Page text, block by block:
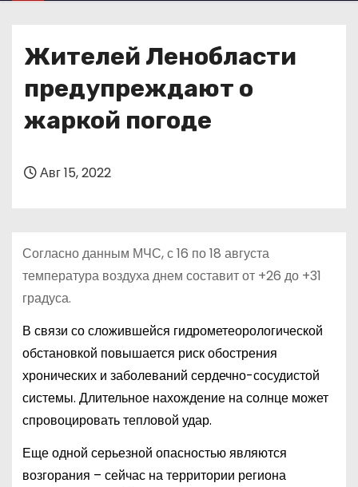
Жителей Ленобласти
предупреждают о
жаркой погоде
Авг 15, 2022
Согласно данным МЧС, с 16 по 18 августа
температура воздуха днем составит от +26 до +31
градуса.
В связи со сложившейся гидрометеорологической
обстановкой повышается риск обострения
хронических и заболеваний сердечно-сосудистой
системы. Длительное нахождение на солнце может
спровоцировать тепловой удар.
Еще одной серьезной опасностью являются
возгорания – сейчас на территории региона